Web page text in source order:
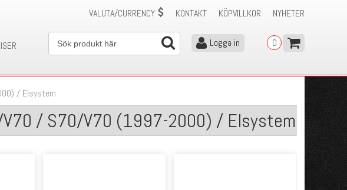
NYHETER
KÖPVILLKOR
KONTAKT
VALUTA/CURRENCY
0
Logga in
/ Elsystem
/ S70/V70 (1997-2000) / Elsystem